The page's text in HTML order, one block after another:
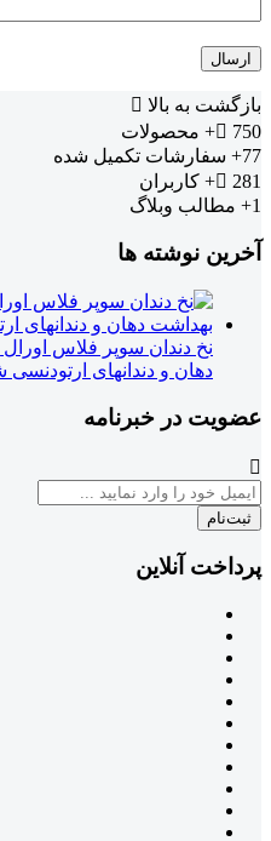
بازگشت به بالا
750+
محصولات
77+
سفارشات تکمیل شده
281+
کاربران
1+
مطالب وبلاگ
آخرین نوشته ها
نخ دندان سوپر فلاس
دهان و دندانهای ارتودنسی
عضویت در خبرنامه
ثبت‌نام
پرداخت آنلاین